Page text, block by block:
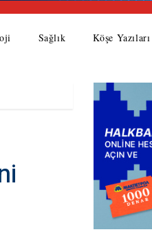
Sağlık Köşe Yazıları